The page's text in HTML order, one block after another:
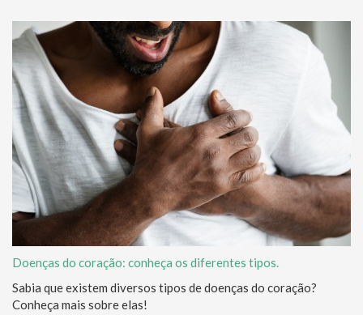
Doenças do coração: conheça os diferentes tipos.
Sabia que existem diversos tipos de doenças do coração?
Conheça mais sobre elas!